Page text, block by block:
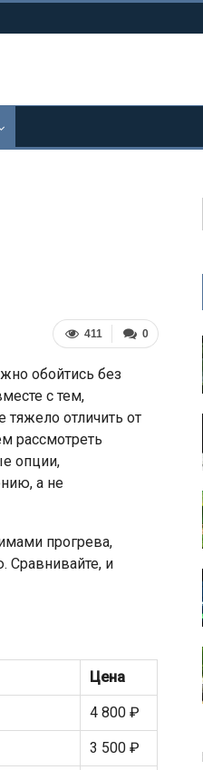
0
411
обойтись без
с тем,
отличить от
рассмотреть
опции,
а не
прогрева,
Сравнивайте, и
Цена
4 800 ₽
3 500 ₽